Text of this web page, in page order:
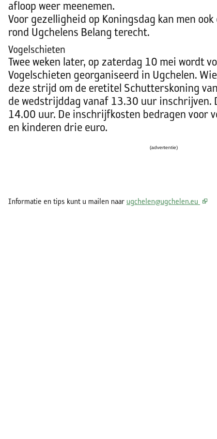
afloop weer meenemen.
Voor gezelligheid op Koningsdag kan men
rond Ugchelens Belang terecht.
Vogelschieten
Twee weken later, op zaterdag 10 mei wordt
Vogelschieten georganiseerd in Ugchelen.
deze strijd om de eretitel Schutterskoning
de wedstrijddag vanaf 13.30 uur inschrijven.
14.00 uur. De inschrijfkosten bedragen voor
en kinderen drie euro.
(advertentie)
Informatie en tips kunt u mailen naar ugchelen@ugchelen.eu